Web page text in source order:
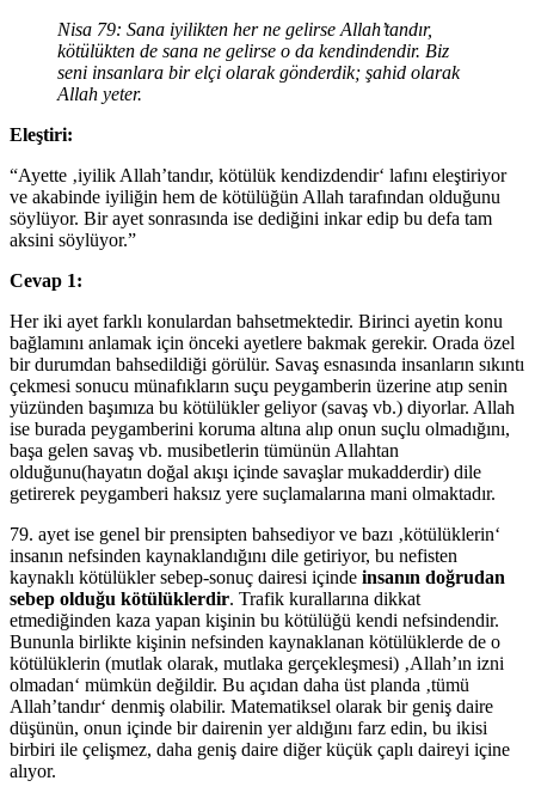
Nisa 79: Sana iyilikten her ne gelirse Allah’tandır,
kötülükten de sana ne gelirse o da kendindendir. Biz
seni insanlara bir elçi olarak gönderdik; şahid olarak
Allah yeter.
Eleştiri:
“Ayette ‚iyilik Allah’tandır, kötülük kendizdendir‘ lafını eleştiriyor
ve akabinde iyiliğin hem de kötülüğün Allah tarafından olduğunu
söylüyor. Bir ayet sonrasında ise dediğini inkar edip bu defa tam
aksini söylüyor.”
Cevap 1:
Her iki ayet farklı konulardan bahsetmektedir. Birinci ayetin konu
bağlamını anlamak için önceki ayetlere bakmak gerekir. Orada özel
bir durumdan bahsedildiği görülür. Savaş esnasında insanların sıkıntı
çekmesi sonucu münafıkların suçu peygamberin üzerine atıp senin
yüzünden başımıza bu kötülükler geliyor (savaş vb.) diyorlar. Allah
ise burada peygamberini koruma altına alıp onun suçlu olmadığını,
başa gelen savaş vb. musibetlerin tümünün Allahtan
olduğunu(hayatın doğal akışı içinde savaşlar mukadderdir) dile
getirerek peygamberi haksız yere suçlamalarına mani olmaktadır.
79. ayet ise genel bir prensipten bahsediyor ve bazı ‚kötülüklerin‘
insanın nefsinden kaynaklandığını dile getiriyor, bu nefisten
kaynaklı kötülükler sebep-sonuç dairesi içinde insanın doğrudan
sebep olduğu kötülüklerdir. Trafik kurallarına dikkat
etmediğinden kaza yapan kişinin bu kötülüğü kendi nefsindendir.
Bununla birlikte kişinin nefsinden kaynaklanan kötülüklerde de o
kötülüklerin (mutlak olarak, mutlaka gerçekleşmesi) ‚Allah’ın izni
olmadan‘ mümkün değildir. Bu açıdan daha üst planda ‚tümü
Allah’tandır‘ denmiş olabilir. Matematiksel olarak bir geniş daire
düşünün, onun içinde bir dairenin yer aldığını farz edin, bu ikisi
birbiri ile çelişmez, daha geniş daire diğer küçük çaplı daireyi içine
alıyor.